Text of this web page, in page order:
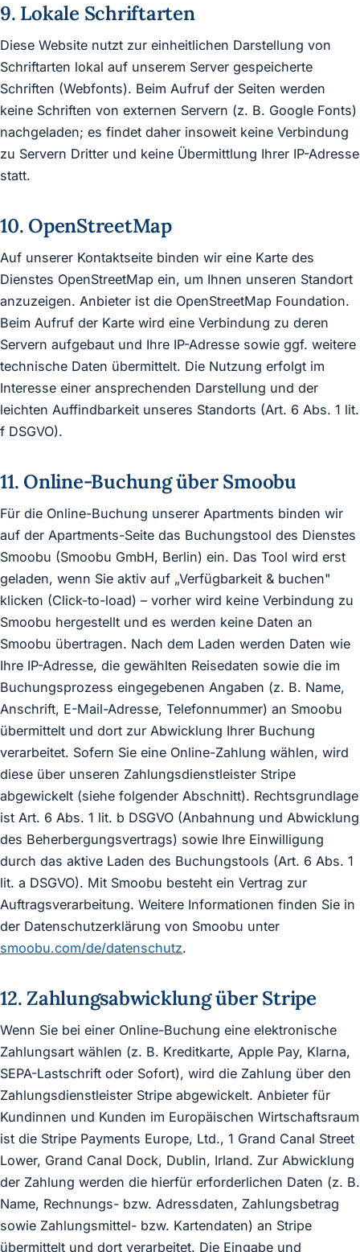
9. Lokale Schriftarten
Diese Website nutzt zur einheitlichen Darstellung von
Schriftarten lokal auf unserem Server gespeicherte
Schriften (Webfonts). Beim Aufruf der Seiten werden
keine Schriften von externen Servern (z. B. Google Fonts)
nachgeladen; es findet daher insoweit keine Verbindung
zu Servern Dritter und keine Übermittlung Ihrer IP-Adresse
statt.
10. OpenStreetMap
Auf unserer Kontaktseite binden wir eine Karte des
Dienstes OpenStreetMap ein, um Ihnen unseren Standort
anzuzeigen. Anbieter ist die OpenStreetMap Foundation.
Beim Aufruf der Karte wird eine Verbindung zu deren
Servern aufgebaut und Ihre IP-Adresse sowie ggf. weitere
technische Daten übermittelt. Die Nutzung erfolgt im
Interesse einer ansprechenden Darstellung und der
leichten Auffindbarkeit unseres Standorts (Art. 6 Abs. 1 lit.
f DSGVO).
11. Online-Buchung über Smoobu
Für die Online-Buchung unserer Apartments binden wir
auf der Apartments-Seite das Buchungstool des Dienstes
Smoobu (Smoobu GmbH, Berlin) ein. Das Tool wird erst
geladen, wenn Sie aktiv auf „Verfügbarkeit & buchen"
klicken (Click-to-load) – vorher wird keine Verbindung zu
Smoobu hergestellt und es werden keine Daten an
Smoobu übertragen. Nach dem Laden werden Daten wie
Ihre IP-Adresse, die gewählten Reisedaten sowie die im
Buchungsprozess eingegebenen Angaben (z. B. Name,
Anschrift, E-Mail-Adresse, Telefonnummer) an Smoobu
übermittelt und dort zur Abwicklung Ihrer Buchung
verarbeitet. Sofern Sie eine Online-Zahlung wählen, wird
diese über unseren Zahlungsdienstleister Stripe
abgewickelt (siehe folgender Abschnitt). Rechtsgrundlage
ist Art. 6 Abs. 1 lit. b DSGVO (Anbahnung und Abwicklung
des Beherbergungsvertrags) sowie Ihre Einwilligung
durch das aktive Laden des Buchungstools (Art. 6 Abs. 1
lit. a DSGVO). Mit Smoobu besteht ein Vertrag zur
Auftragsverarbeitung. Weitere Informationen finden Sie in
der Datenschutzerklärung von Smoobu unter
smoobu.com/de/datenschutz.
12. Zahlungsabwicklung über Stripe
Wenn Sie bei einer Online-Buchung eine elektronische
Zahlungsart wählen (z. B. Kreditkarte, Apple Pay, Klarna,
SEPA-Lastschrift oder Sofort), wird die Zahlung über den
Zahlungsdienstleister Stripe abgewickelt. Anbieter für
Kundinnen und Kunden im Europäischen Wirtschaftsraum
ist die Stripe Payments Europe, Ltd., 1 Grand Canal Street
Lower, Grand Canal Dock, Dublin, Irland. Zur Abwicklung
der Zahlung werden die hierfür erforderlichen Daten (z. B.
Name, Rechnungs- bzw. Adressdaten, Zahlungsbetrag
sowie Zahlungsmittel- bzw. Kartendaten) an Stripe
übermittelt und dort verarbeitet. Die Eingabe und